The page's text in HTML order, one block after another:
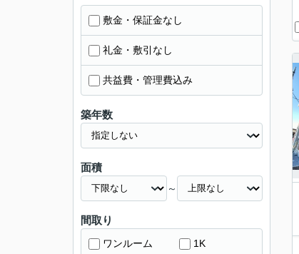
敷金・保証金なし
礼金・敷引なし
共益費・管理費込み
築年数
面積
～
間取り
ワンルーム 1K